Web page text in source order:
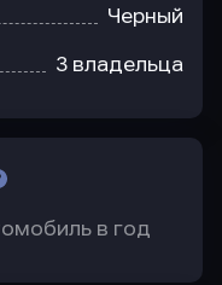
Черный
3 владельца
в год